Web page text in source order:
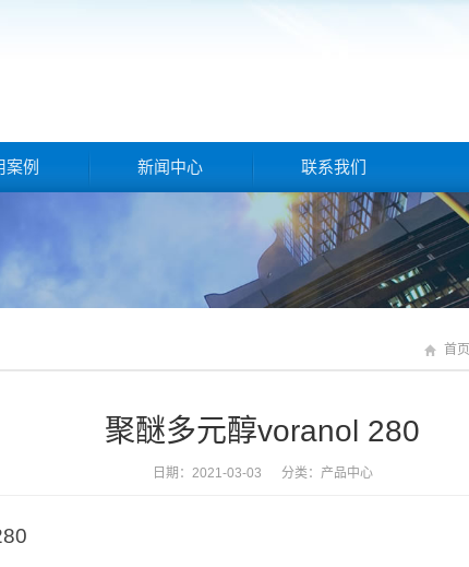
案例 新闻中心 联系我们
首页
聚醚多元醇voranol 280
日期：2021-03-03 分类： 产品中心